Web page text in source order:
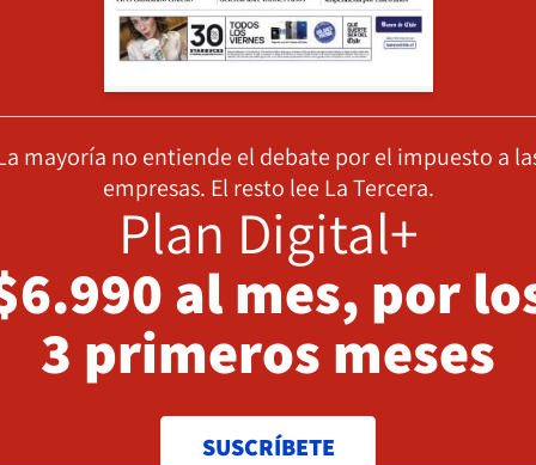
mayoría no entiende el debate por el impuesto a
empresas. El resto lee La Tercera.
Plan Digital+
al mes, por
3 primeros meses
SUSCRÍBETE